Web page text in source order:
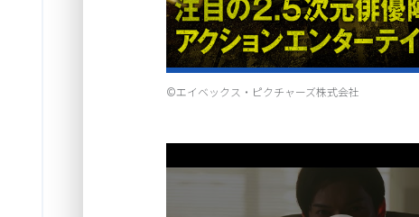
Item
©エイベックス・ピクチャーズ株式会社